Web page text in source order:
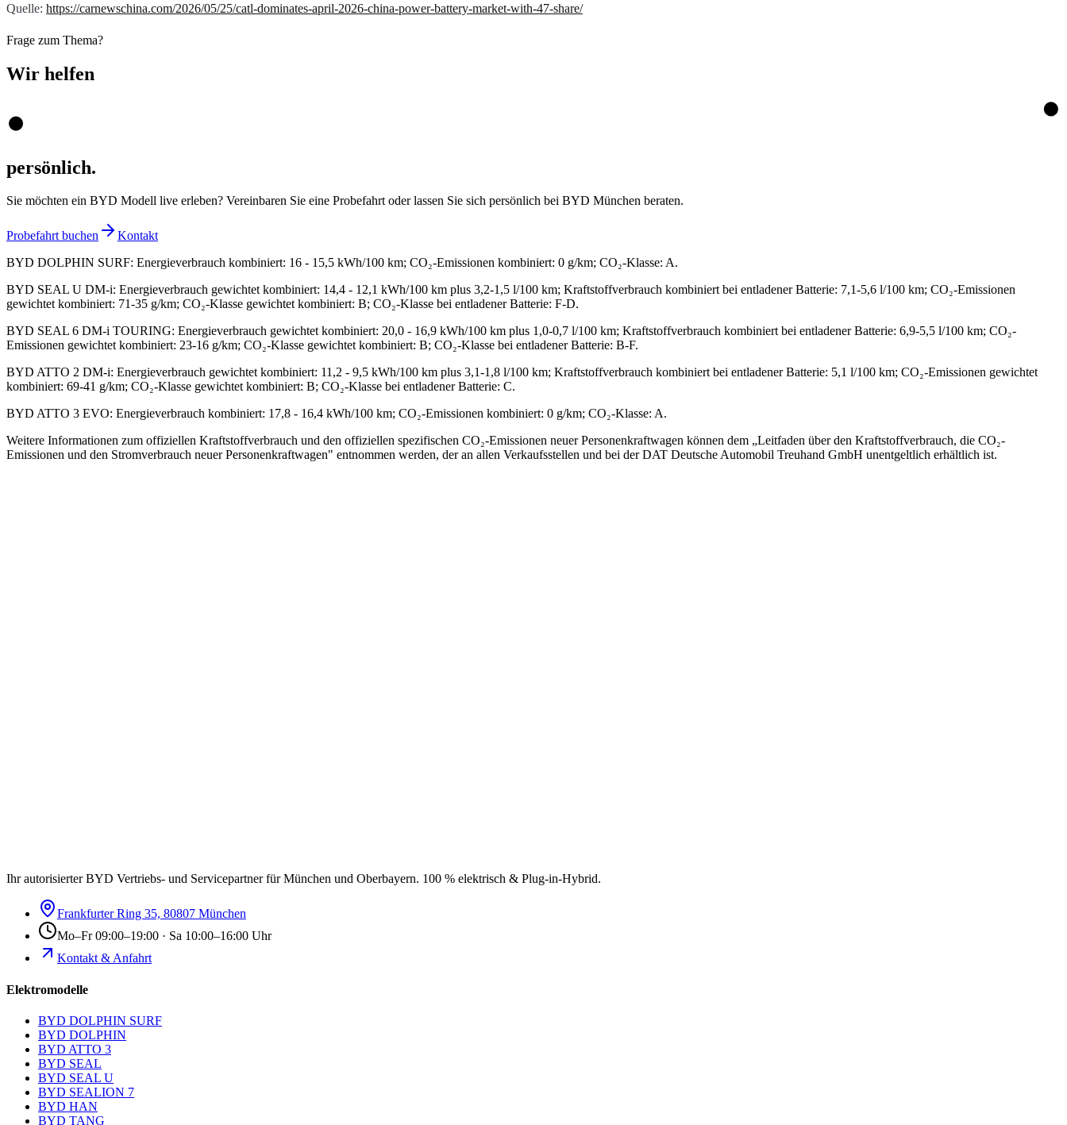
Quelle: https://carnewschina.com/2026/05/25/catl-dominates-april-2026-china-power-battery-market-with-47-share/
Frage zum Thema?
Wir helfen
persönlich.
Sie möchten ein BYD Modell live erleben? Vereinbaren Sie eine Probefahrt oder lassen Sie sich persönlich bei BYD München beraten.
Probefahrt buchen
Kontakt
BYD DOLPHIN SURF: Energieverbrauch kombiniert: 16 - 15,5 kWh/100 km; CO₂-Emissionen kombiniert: 0 g/km; CO₂-Klasse: A.
BYD SEAL U DM-i: Energieverbrauch gewichtet kombiniert: 14,4 - 12,1 kWh/100 km plus 3,2-1,5 l/100 km; Kraftstoffverbrauch kombiniert bei entladener Batterie: 7,1-5,6 l/100 km; CO₂-Emissionen
gewichtet kombiniert: 71-35 g/km; CO₂-Klasse gewichtet kombiniert: B; CO₂-Klasse bei entladener Batterie: F-D.
BYD SEAL 6 DM-i TOURING: Energieverbrauch gewichtet kombiniert: 20,0 - 16,9 kWh/100 km plus 1,0-0,7 l/100 km; Kraftstoffverbrauch kombiniert bei entladener Batterie: 6,9-5,5 l/100 km; CO₂-
Emissionen gewichtet kombiniert: 23-16 g/km; CO₂-Klasse gewichtet kombiniert: B; CO₂-Klasse bei entladener Batterie: B-F.
BYD ATTO 2 DM-i: Energieverbrauch gewichtet kombiniert: 11,2 - 9,5 kWh/100 km plus 3,1-1,8 l/100 km; Kraftstoffverbrauch kombiniert bei entladener Batterie: 5,1 l/100 km; CO₂-Emissionen gewichtet
kombiniert: 69-41 g/km; CO₂-Klasse gewichtet kombiniert: B; CO₂-Klasse bei entladener Batterie: C.
BYD ATTO 3 EVO: Energieverbrauch kombiniert: 17,8 - 16,4 kWh/100 km; CO₂-Emissionen kombiniert: 0 g/km; CO₂-Klasse: A.
Weitere Informationen zum offiziellen Kraftstoffverbrauch und den offiziellen spezifischen CO₂-Emissionen neuer Personenkraftwagen können dem „Leitfaden über den Kraftstoffverbrauch, die CO₂-
Emissionen und den Stromverbrauch neuer Personenkraftwagen" entnommen werden, der an allen Verkaufsstellen und bei der DAT Deutsche Automobil Treuhand GmbH unentgeltlich erhältlich ist.
Ihr autorisierter BYD Vertriebs- und Servicepartner für München und Oberbayern. 100 % elektrisch & Plug-in-Hybrid.
Frankfurter Ring 35, 80807 München
Mo–Fr 09:00–19:00 · Sa 10:00–16:00 Uhr
Kontakt & Anfahrt
Elektromodelle
BYD DOLPHIN SURF
BYD DOLPHIN
BYD ATTO 3
BYD SEAL
BYD SEAL U
BYD SEALION 7
BYD HAN
BYD TANG